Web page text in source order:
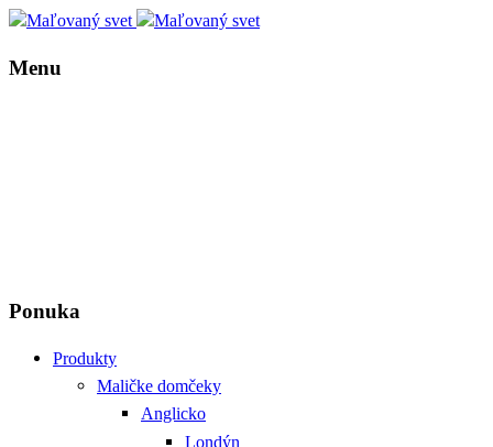
Menu
Ponuka
Produkty
Maličke domčeky
Anglicko
Londýn